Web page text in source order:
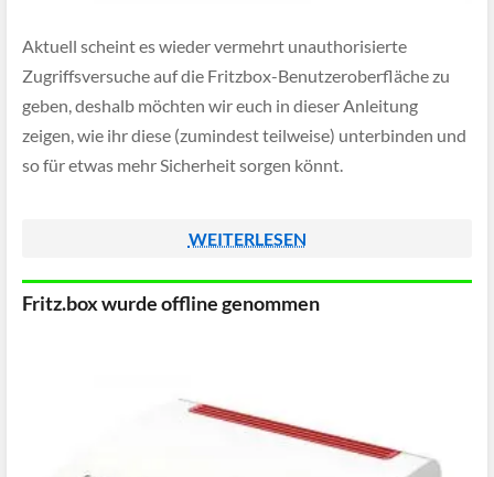
Aktuell scheint es wieder vermehrt unauthorisierte
Zugriffsversuche auf die Fritzbox-Benutzeroberfläche zu
geben, deshalb möchten wir euch in dieser Anleitung
zeigen, wie ihr diese (zumindest teilweise) unterbinden und
so für etwas mehr Sicherheit sorgen könnt.
WEITERLESEN
Fritz.box wurde offline genommen